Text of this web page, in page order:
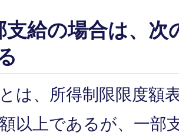
給の場合は、次
は、所得制限限度額
以上であるが、一部